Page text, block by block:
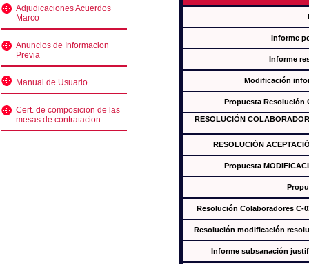
Adjudicaciones Acuerdos
Marco
Anuncios de Informacion
Previa
Manual de Usuario
Cert. de composicion de las
mesas de contratacion
Informe
Informe
Modificación
Propuesta Resolución
RESOLUCIÓN
RESOLUCIÓN
Propuesta
Resolución Colaboradores C-
Resolución modificación
Informe subsanación